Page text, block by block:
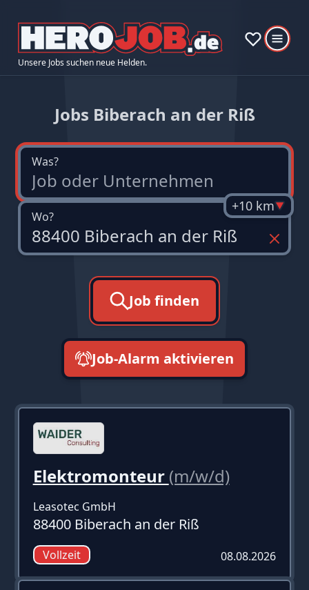
Unsere Jobs suchen neue Helden.
Jobs Biberach an der Riß
Was?
Wo?
+10 km
Job finden
Job-Alarm aktivieren
Elektromonteur (m/w/d)
Leasotec GmbH
88400 Biberach an der Riß
Vollzeit 08.08.2026